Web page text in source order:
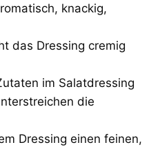
knackig,
das Dressing cremig
im Salatdressing
die
Dressing einen feinen,